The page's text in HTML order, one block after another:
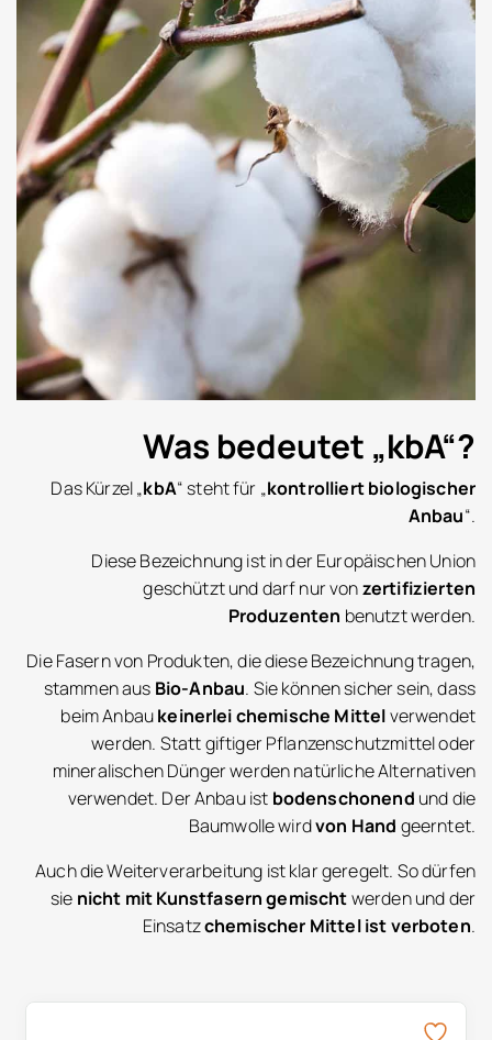
Was bedeutet „kbA“?
Das Kürzel „kbA“ steht für „kontrolliert biologischer
Anbau“.
Diese Bezeichnung ist in der Europäischen Union
geschützt und darf nur vonzertifizierten
Produzenten benutzt werden.
Die Fasern von Produkten, die diese Bezeichnung tragen,
stammen aus Bio-Anbau. Sie können sicher sein, dass
beim Anbaukeinerlei chemische Mittelverwendet
werden. Statt giftiger Pflanzenschutzmittel oder
mineralischen Dünger werden natürliche Alternativen
verwendet. Der Anbau ist bodenschonend und die
Baumwolle wirdvon Hand geerntet.
Auch die Weiterverarbeitung ist klar geregelt. So dürfen
sie nicht mit Kunstfasern gemischtwerden und der
Einsatzchemischer Mittel ist verboten.